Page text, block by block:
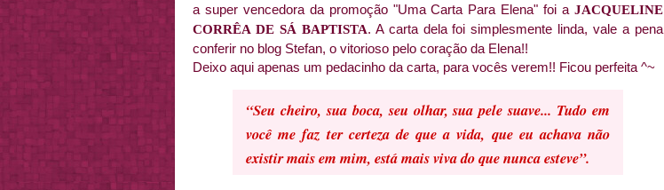
a super vencedora da promoção "Uma Carta Para Elena" foi a JACQUELINE
CORRÊA DE SÁ BAPTISTA. A carta dela foi simplesmente linda, vale a pena
conferir no blog Stefan, o vitorioso pelo coração da Elena!!
Deixo aqui apenas um pedacinho da carta, para vocês verem!! Ficou perfeita ^~
“Seu cheiro, sua boca, seu olhar, sua pele suave... Tudo em
você me faz ter certeza de que a vida, que eu achava não
existir mais em mim, está mais viva do que nunca esteve”.